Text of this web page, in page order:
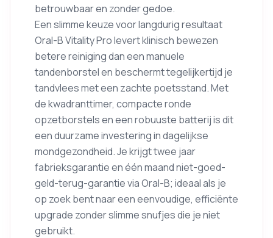
betrouwbaar en zonder gedoe.
Een slimme keuze voor langdurig resultaat
Oral-B Vitality Pro levert klinisch bewezen
betere reiniging dan een manuele
tandenborstel en beschermt tegelijkertijd je
tandvlees met een zachte poetsstand. Met
de kwadranttimer, compacte ronde
opzetborstels en een robuuste batterij is dit
een duurzame investering in dagelijkse
mondgezondheid. Je krijgt twee jaar
fabrieksgarantie en één maand niet-goed-
geld-terug-garantie via Oral-B; ideaal als je
op zoek bent naar een eenvoudige, efficiënte
upgrade zonder slimme snufjes die je niet
gebruikt.